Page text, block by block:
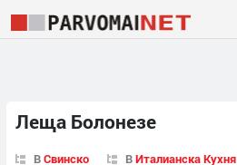
Леща Болонезе
ВСвинско ВИталианска Кухня